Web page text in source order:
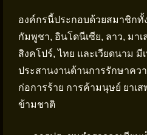
องค์กรนี้ประกอบด้วยสมาชิกทั้
กัมพูชา, อินโดนีเซีย, ลาว, มาเ
สิงคโปร์, ไทย และเวียดนาม
ประสานงานด้านการรักษาคว
ก่อการร้าย การค้ามนุษย์ ยาเ
ข้ามชาติ